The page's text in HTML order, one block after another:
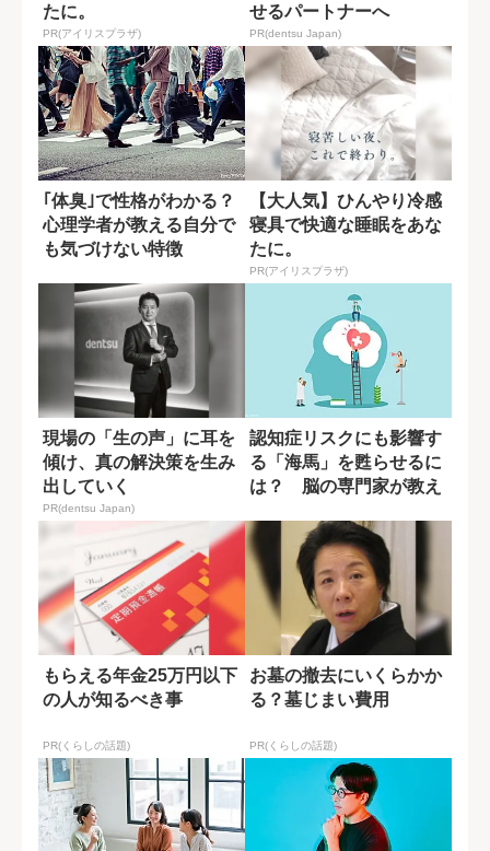
たに。
PR(アイリスプラザ)
せるパートナーへ
PR(dentsu Japan)
｢体臭｣で性格がわかる？
心理学者が教える自分で
も気づけない特徴
【大人気】ひんやり冷感
寝具で快適な睡眠をあな
たに。
PR(アイリスプラザ)
現場の「生の声」に耳を
傾け、真の解決策を生み
出していく
PR(dentsu Japan)
認知症リスクにも影響す
る「海馬」を甦らせるに
は？ 脳の専門家が教え
もらえる年金25万円以下
の人が知るべき事
PR(くらしの話題)
お墓の撤去にいくらかか
る？墓じまい費用
PR(くらしの話題)